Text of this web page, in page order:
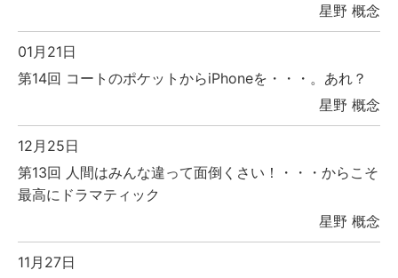
星野 概念
01月21日
第14回 コートのポケットからiPhoneを・・・。あれ？
星野 概念
12月25日
第13回 人間はみんな違って面倒くさい！・・・からこそ
最高にドラマティック
星野 概念
11月27日